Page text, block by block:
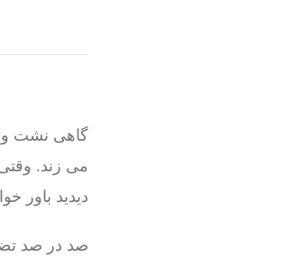
گاهی نشت و
می زند.
دیدید باور
صد در صد